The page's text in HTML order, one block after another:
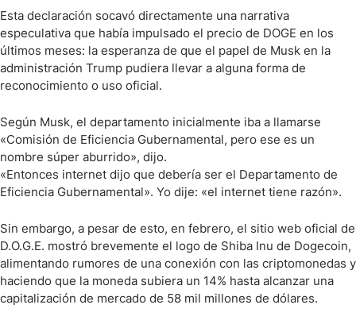
Esta declaración socavó directamente una narrativa
especulativa que había impulsado el precio de DOGE en los
últimos meses: la esperanza de que el papel de Musk en la
administración Trump pudiera llevar a alguna forma de
reconocimiento o uso oficial.
Según Musk, el departamento inicialmente iba a llamarse
«Comisión de Eficiencia Gubernamental, pero ese es un
nombre súper aburrido», dijo.
«Entonces internet dijo que debería ser el Departamento de
Eficiencia Gubernamental». Yo dije: «el internet tiene razón».
Sin embargo, a pesar de esto, en febrero, el sitio web oficial de
D.O.G.E. mostró brevemente el logo de Shiba Inu de Dogecoin,
alimentando rumores de una conexión con las criptomonedas y
haciendo que la moneda subiera un 14% hasta alcanzar una
capitalización de mercado de 58 mil millones de dólares.